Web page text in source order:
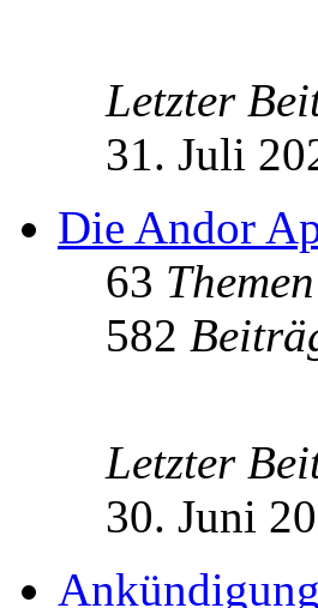
Letzter
31. Juli
Die Andor
63 Themen
582
Letzter
30. Juni